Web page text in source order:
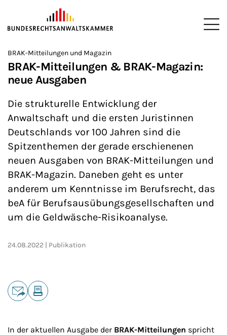
ZUM HAUPTINHALT SPRINGEN
Sie befinden sich hier:
>
Startseite
>
Newsroom
>
Newsletter
BRAK-Mitteilungen und Magazin
BRAK-Mitteilungen & BRAK-Magazin:
neue Ausgaben
Die strukturelle Entwicklung der
Anwaltschaft und die ersten Juristinnen
Deutschlands vor 100 Jahren sind die
Spitzenthemen der gerade erschienenen
neuen Ausgaben von BRAK-Mitteilungen und
BRAK-Magazin. Daneben geht es unter
anderem um Kenntnisse im Berufsrecht, das
beA für Berufsausübungsgesellschaften und
um die Geldwäsche-Risikoanalyse.
24.08.2022 Publikation
Teilen
In der aktuellen Ausgabe der BRAK-Mitteilungen spricht